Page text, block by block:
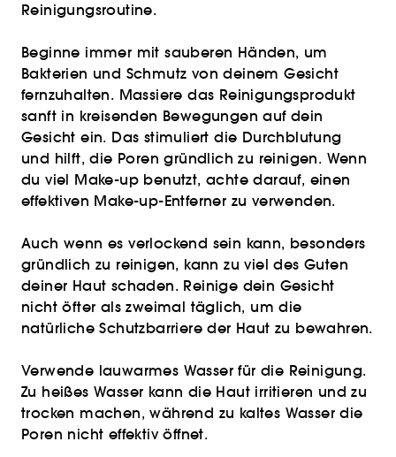
Reinigungsroutine.
Beginne immer mit sauberen Händen, um
Bakterien und Schmutz von deinem Gesicht
fernzuhalten. Massiere das Reinigungsprodukt
sanft in kreisenden Bewegungen auf dein
Gesicht ein. Das stimuliert die Durchblutung
und hilft, die Poren gründlich zu reinigen. Wenn
du viel Make-up benutzt, achte darauf, einen
effektiven Make-up-Entferner zu verwenden.
Auch wenn es verlockend sein kann, besonders
gründlich zu reinigen, kann zu viel des Guten
deiner Haut schaden. Reinige dein Gesicht
nicht öfter als zweimal täglich, um die
natürliche Schutzbarriere der Haut zu bewahren.
Verwende lauwarmes Wasser für die Reinigung.
Zu heißes Wasser kann die Haut irritieren und zu
trocken machen, während zu kaltes Wasser die
Poren nicht effektiv öffnet.